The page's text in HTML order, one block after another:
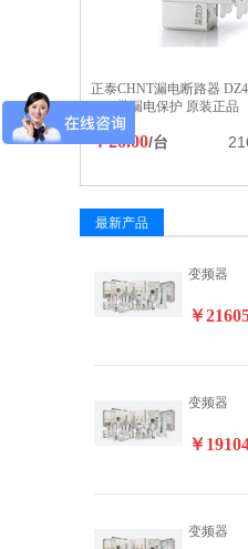
正泰CHNT漏电断路器
16A 带漏电保护 原装正品
￥20.00/台
最新产品
变频器
￥
变频器
￥
变频器